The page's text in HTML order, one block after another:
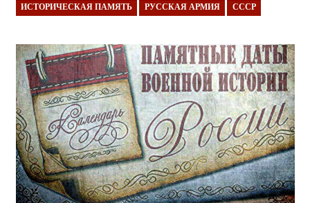
ИСТОРИЧЕСКАЯ ПАМЯТЬ РУССКАЯ АРМИЯ СССР